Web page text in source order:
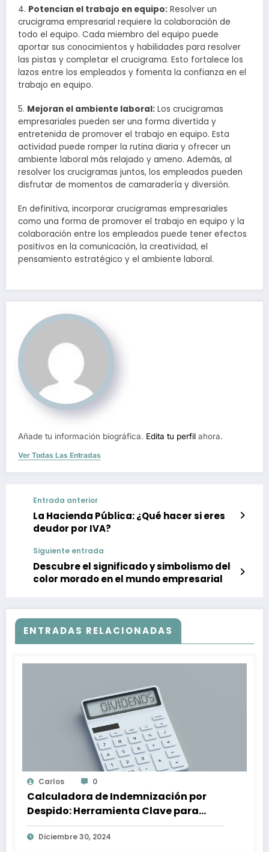
4. Potencian el trabajo en equipo: Resolver un
crucigrama empresarial requiere la colaboración de
todo el equipo. Cada miembro del equipo puede
aportar sus conocimientos y habilidades para resolver
las pistas y completar el crucigrama. Esto fortalece los
lazos entre los empleados y fomenta la confianza en el
trabajo en equipo.
5. Mejoran el ambiente laboral: Los crucigramas
empresariales pueden ser una forma divertida y
entretenida de promover el trabajo en equipo. Esta
actividad puede romper la rutina diaria y ofrecer un
ambiente laboral más relajado y ameno. Además, al
resolver los crucigramas juntos, los empleados pueden
disfrutar de momentos de camaradería y diversión.
En definitiva, incorporar crucigramas empresariales
como una forma de promover el trabajo en equipo y la
colaboración entre los empleados puede tener efectos
positivos en la comunicación, la creatividad, el
pensamiento estratégico y el ambiente laboral.
Añade tu información biográfica. Edita tu perfil ahora.
Ver Todas Las Entradas
Entrada anterior
La Hacienda Pública: ¿Qué hacer si eres
deudor por IVA?
Siguiente entrada
Descubre el significado y simbolismo del
color morado en el mundo empresarial
ENTRADAS RELACIONADAS
Carlos 0
Calculadora de Indemnización por
Despido: Herramienta Clave para
Proteger tus Derechos Laborales
Diciembre 30, 2024